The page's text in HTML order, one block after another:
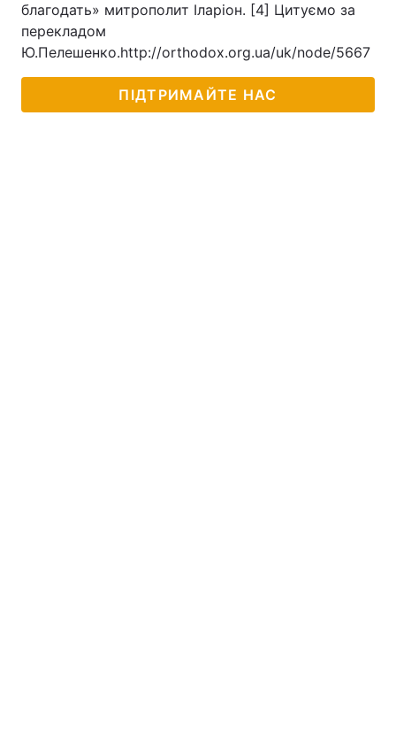
благодать» митрополит Іларіон. [4] Цитуємо за
перекладом
Ю.Пелешенко.http://orthodox.org.ua/uk/node/5667
ПІДТРИМАЙТЕ НАС